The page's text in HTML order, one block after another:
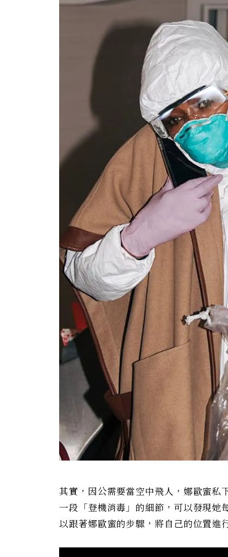
其實，因公需要當空中飛人，娜歐蜜私
一段「登機消毒」的細節，可以發現她
以跟著娜歐蜜的步驟，將自己的位置進